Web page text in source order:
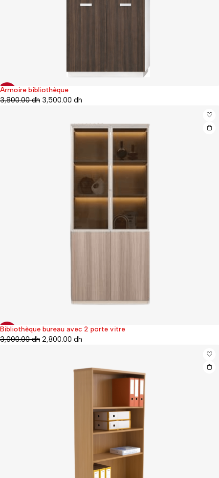
-8%
Armoire bibliothèque
3,800.00dh 3,500.00 dh
-7%
Bibliothèque bureau avec 2 porte vitre
3,000.00dh 2,800.00 dh